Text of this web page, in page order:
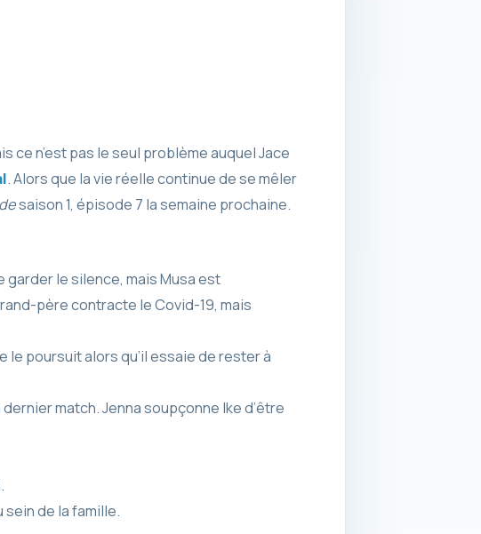
ce n’est pas le seul problème auquel Jace
. Alors que la vie réelle continue de se mêler
saison 1, épisode 7 la semaine prochaine.
le silence, mais Musa est
père contracte le Covid-19, mais
le poursuit alors qu’il essaie de rester à
match. Jenna soupçonne Ike d’être
sein de la famille.